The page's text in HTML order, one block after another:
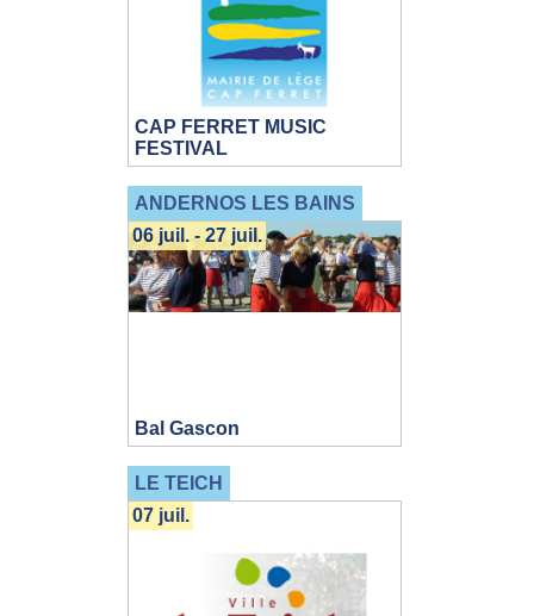
CAP FERRET MUSIC
FESTIVAL
ANDERNOS LES BAINS
Bal Gascon
06 juil. - 27 juil.
LE TEICH
07 juil.